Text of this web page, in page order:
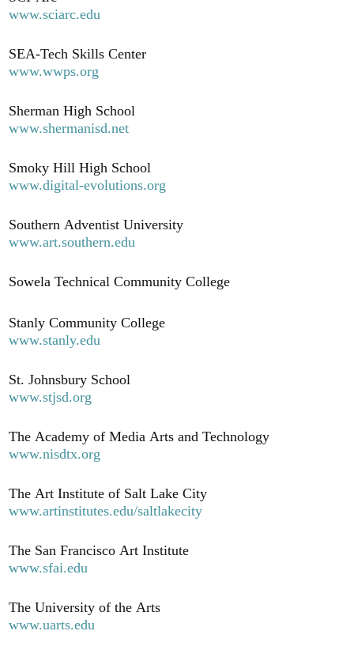
www.sciarc.edu
SEA-Tech Skills Center
www.wwps.org
Sherman High School
www.shermanisd.net
Smoky Hill High School
www.digital-evolutions.org
Southern Adventist University
www.art.southern.edu
Sowela Technical Community College
Stanly Community College
www.stanly.edu
St. Johnsbury School
www.stjsd.org
The Academy of Media Arts and Technology
www.nisdtx.org
The Art Institute of Salt Lake City
www.artinstitutes.edu/saltlakecity
The San Francisco Art Institute
www.sfai.edu
The University of the Arts
www.uarts.edu